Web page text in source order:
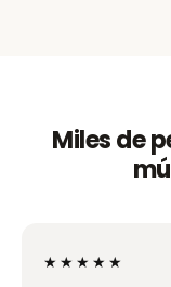
Miles de
★★★★★